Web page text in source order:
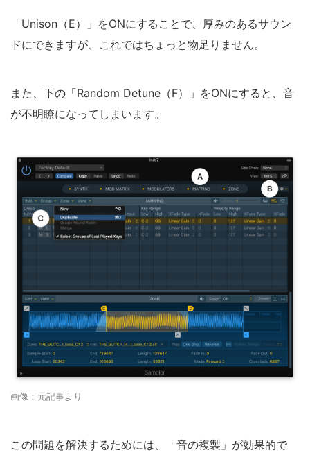
「Unison（E）」をONにすることで、厚みのあるサウン
ドにできますが、これではちょっと物足りません。
また、下の「Random Detune（F）」をONにすると、音
が不明瞭になってしまいます。
画像：元記事より
この問題を解決するためには、「音の複製」が効果的で